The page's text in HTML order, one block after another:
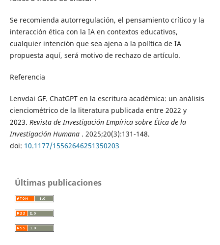
Se recomienda autorregulación, el pensamiento crítico y la
interacción ética con la IA en contextos educativos,
cualquier intención que sea ajena a la política de IA
propuesta aquí, será motivo de rechazo de artículo.
Referencia
Lenvdai GF. ChatGPT en la escritura académica: un análisis
cienciométrico de la literatura publicada entre 2022 y
2023. Revista de Investigación Empírica sobre Ética de la
Investigación Humana. 2025;20(3):131-148.
doi: 10.1177/15562646251350203
Últimas publicaciones